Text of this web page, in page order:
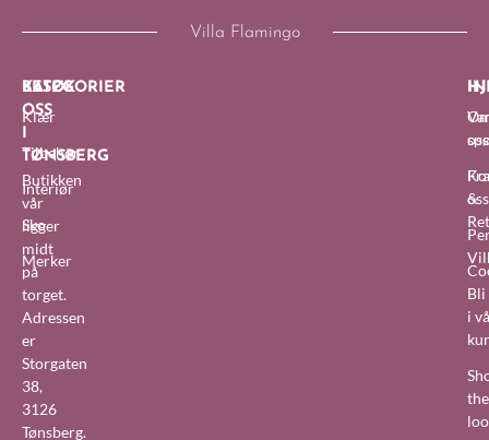
Villa Flamingo
BESØK
OSS
TØNSBERG
Butikken
vår
ligger
midt
på
torget.
Adressen
er
Storgaten
38,
3126
Tønsberg.
KATEGORIER
Klær
Tilbehør
Interiør
Sko
Merker
oss
&
Bli
i
the
oss